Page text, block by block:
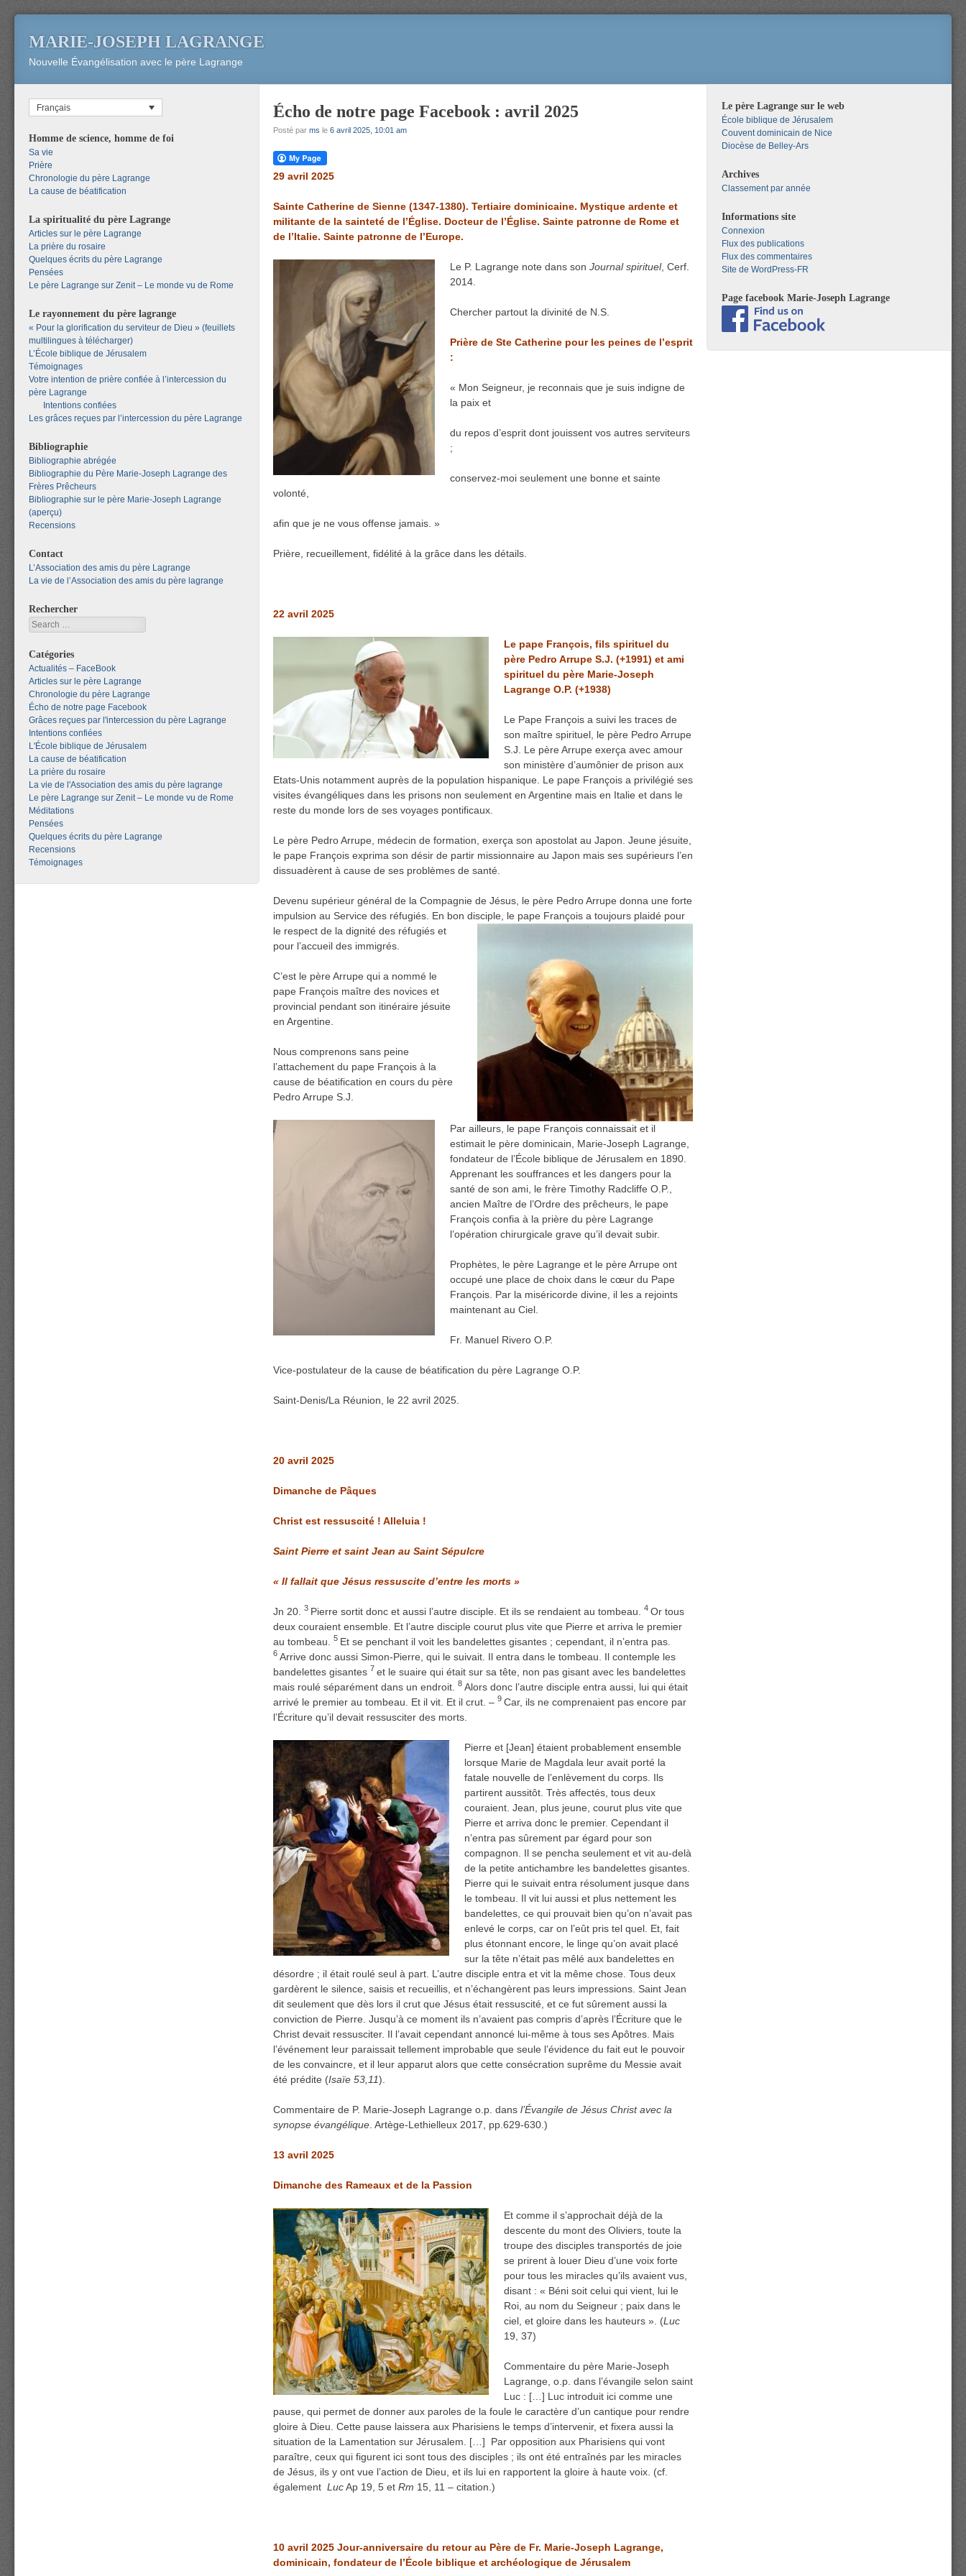
MARIE-JOSEPH LAGRANGE
Nouvelle Évangélisation avec le père Lagrange
Écho de notre page Facebook : avril 2025
Posté par ms le 6 avril 2025, 10:01 am
29 avril 2025
Sainte Catherine de Sienne (1347-1380). Tertiaire dominicaine. Mystique ardente et
militante de la sainteté de l’Église. Docteur de l’Église. Sainte patronne de Rome et
de l’Italie. Sainte patronne de l’Europe.
Le P. Lagrange note dans son Journal spirituel, Cerf.
2014.
Chercher partout la divinité de N.S.
Prière de Ste Catherine pour les peines de l’esprit
:
« Mon Seigneur, je reconnais que je suis indigne de
la paix et
du repos d’esprit dont jouissent vos autres serviteurs
;
conservez-moi seulement une bonne et sainte
volonté,
afin que je ne vous offense jamais. »
Prière, recueillement, fidélité à la grâce dans les détails.
22 avril 2025
Le pape François, fils spirituel du
père Pedro Arrupe S.J. (+1991) et ami
spirituel du père Marie-Joseph
Lagrange O.P. (+1938)
Le Pape François a suivi les traces de
son maître spirituel, le père Pedro Arrupe
S.J. Le père Arrupe exerça avec amour
son ministère d’aumônier de prison aux
Etats-Unis notamment auprès de la population hispanique. Le pape François a privilégié ses
visites évangéliques dans les prisons non seulement en Argentine mais en Italie et dans le
reste du monde lors de ses voyages pontificaux.
Le père Pedro Arrupe, médecin de formation, exerça son apostolat au Japon. Jeune jésuite,
le pape François exprima son désir de partir missionnaire au Japon mais ses supérieurs l’en
dissuadèrent à cause de ses problèmes de santé.
Devenu supérieur général de la Compagnie de Jésus, le père Pedro Arrupe donna une forte
impulsion au Service des réfugiés. En bon disciple, le pape François a toujours plaidé pour
le respect de la dignité des réfugiés et
pour l’accueil des immigrés.
C’est le père Arrupe qui a nommé le
pape François maître des novices et
provincial pendant son itinéraire jésuite
en Argentine.
Nous comprenons sans peine
l’attachement du pape François à la
cause de béatification en cours du père
Pedro Arrupe S.J.
Par ailleurs, le pape François connaissait et il
estimait le père dominicain, Marie-Joseph Lagrange,
fondateur de l’École biblique de Jérusalem en 1890.
Apprenant les souffrances et les dangers pour la
santé de son ami, le frère Timothy Radcliffe O.P.,
ancien Maître de l’Ordre des prêcheurs, le pape
François confia à la prière du père Lagrange
l’opération chirurgicale grave qu’il devait subir.
Prophètes, le père Lagrange et le père Arrupe ont
occupé une place de choix dans le cœur du Pape
François. Par la miséricorde divine, il les a rejoints
maintenant au Ciel.
Fr. Manuel Rivero O.P.
Vice-postulateur de la cause de béatification du père Lagrange O.P.
Saint-Denis/La Réunion, le 22 avril 2025.
20 avril 2025
Dimanche de Pâques
Christ est ressuscité ! Alleluia !
Saint Pierre et saint Jean au Saint Sépulcre
« Il fallait que Jésus ressuscite d’entre les morts »
Jn 20. 3 Pierre sortit donc et aussi l’autre disciple. Et ils se rendaient au tombeau. 4 Or tous
deux couraient ensemble. Et l’autre disciple courut plus vite que Pierre et arriva le premier
au tombeau.
5 Et se penchant il voit les bandelettes gisantes ; cependant, il n’entra pas.
6 Arrive donc aussi Simon-Pierre, qui le suivait. Il entra dans le tombeau. Il contemple les
bandelettes gisantes 7 et le suaire qui était sur sa tête, non pas gisant avec les bandelettes
mais roulé séparément dans un endroit.
8 Alors donc l’autre disciple entra aussi, lui qui était
arrivé le premier au tombeau. Et il vit. Et il crut. – 9 Car, ils ne comprenaient pas encore par
l’Écriture qu’il devait ressusciter des morts.
Pierre et [Jean] étaient probablement ensemble
lorsque Marie de Magdala leur avait porté la
fatale nouvelle de l’enlèvement du corps. Ils
partirent aussitôt. Très affectés, tous deux
couraient. Jean, plus jeune, courut plus vite que
Pierre et arriva donc le premier. Cependant il
n’entra pas sûrement par égard pour son
compagnon. Il se pencha seulement et vit au-delà
de la petite antichambre les bandelettes gisantes.
Pierre qui le suivait entra résolument jusque dans
le tombeau. Il vit lui aussi et plus nettement les
bandelettes, ce qui prouvait bien qu’on n’avait pas
enlevé le corps, car on l’eût pris tel quel. Et, fait
plus étonnant encore, le linge qu’on avait placé
sur la tête n’était pas mêlé aux bandelettes en
désordre ; il était roulé seul à part. L’autre disciple entra et vit la même chose. Tous deux
gardèrent le silence, saisis et recueillis, et n’échangèrent pas leurs impressions. Saint Jean
dit seulement que dès lors il crut que Jésus était ressuscité, et ce fut sûrement aussi la
conviction de Pierre. Jusqu’à ce moment ils n’avaient pas compris d’après l’Écriture que le
Christ devait ressusciter. Il l’avait cependant annoncé lui-même à tous ses Apôtres. Mais
l’événement leur paraissait tellement improbable que seule l’évidence du fait eut le pouvoir
de les convaincre, et il leur apparut alors que cette consécration suprême du Messie avait
été prédite (Isaïe 53,11).
Commentaire de P. Marie-Joseph Lagrange o.p. dans l’Évangile de Jésus Christ avec la
synopse évangélique . Artège-Lethielleux 2017, pp.629-630.)
13 avril 2025
Dimanche des Rameaux et de la Passion
Et comme il s’approchait déjà de la
descente du mont des Oliviers, toute la
troupe des disciples transportés de joie
se prirent à louer Dieu d’une voix forte
pour tous les miracles qu’ils avaient vus,
disant : « Béni soit celui qui vient, lui le
Roi, au nom du Seigneur ; paix dans le
ciel, et gloire dans les hauteurs ». (Luc
19, 37)
Commentaire du père Marie-Joseph
Lagrange, o.p. dans l’évangile selon saint
Luc : […] Luc introduit ici comme une
pause, qui permet de donner aux paroles de la foule le caractère d’un cantique pour rendre
gloire à Dieu. Cette pause laissera aux Pharisiens le temps d’intervenir, et fixera aussi la
situation de la Lamentation sur Jérusalem. […] Par opposition aux Pharisiens qui vont
paraître, ceux qui figurent ici sont tous des disciples ; ils ont été entraînés par les miracles
de Jésus, ils y ont vue l’action de Dieu, et ils lui en rapportent la gloire à haute voix. (cf.
également LucAp 19, 5 et Rm 15, 11 – citation.)
10 avril 2025 Jour-anniversaire du retour au Père de Fr. Marie-Joseph Lagrange,
dominicain, fondateur de l’École biblique et archéologique de Jérusalem
Français
Homme de science, homme de foi
Sa vie
Prière
Chronologie du père Lagrange
La cause de béatification
La spiritualité du père Lagrange
Articles sur le père Lagrange
La prière du rosaire
Quelques écrits du père Lagrange
Pensées
Le père Lagrange sur Zenit – Le monde vu de Rome
Le rayonnement du père lagrange
« Pour la glorification du serviteur de Dieu » (feuillets
multilingues à télécharger)
L’École biblique de Jérusalem
Témoignages
Votre intention de prière confiée à l’intercession du
père Lagrange
Intentions confiées
Les grâces reçues par l’intercession du père Lagrange
Bibliographie
Bibliographie abrégée
Bibliographie du Père Marie-Joseph Lagrange des
Frères Prêcheurs
Bibliographie sur le père Marie-Joseph Lagrange
(aperçu)
Recensions
Contact
L’Association des amis du père Lagrange
La vie de l’Association des amis du père lagrange
Rechercher
Search
Catégories
Actualités – FaceBook
Articles sur le père Lagrange
Chronologie du père Lagrange
Écho de notre page Facebook
Grâces reçues par l'intercession du père Lagrange
Intentions confiées
L'École biblique de Jérusalem
La cause de béatification
La prière du rosaire
La vie de l'Association des amis du père lagrange
Le père Lagrange sur Zenit – Le monde vu de Rome
Méditations
Pensées
Quelques écrits du père Lagrange
Recensions
Témoignages
Le père Lagrange sur le web
École biblique de Jérusalem
Couvent dominicain de Nice
Diocèse de Belley-Ars
Archives
Classement par année
Informations site
Connexion
Flux des publications
Flux des commentaires
Site de WordPress-FR
Page facebook Marie-Joseph Lagrange